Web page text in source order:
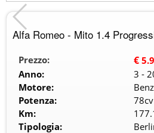
Alfa Romeo - Mito 1.4
Prezzo: €
Anno:
3 -
Motore:
Potenza:
Km:
Tipologia: